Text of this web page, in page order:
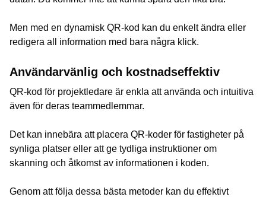
Men med en dynamisk QR-kod kan du enkelt ändra eller
redigera all information med bara några klick.
Användarvänlig och kostnadseffektiv
QR-kod för projektledare är enkla att använda och intuitiva
även för deras teammedlemmar.
Det kan innebära att placera QR-koder för fastigheter på
synliga platser eller att ge tydliga instruktioner om
skanning och åtkomst av informationen i koden.
Genom att följa dessa bästa metoder kan du effektivt